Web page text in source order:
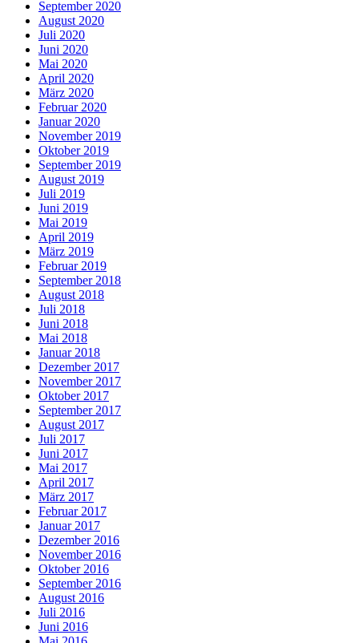
September 2020
August 2020
Juli 2020
Juni 2020
Mai 2020
April 2020
März 2020
Februar 2020
Januar 2020
November 2019
Oktober 2019
September 2019
August 2019
Juli 2019
Juni 2019
Mai 2019
April 2019
März 2019
Februar 2019
September 2018
August 2018
Juli 2018
Juni 2018
Mai 2018
Januar 2018
Dezember 2017
November 2017
Oktober 2017
September 2017
August 2017
Juli 2017
Juni 2017
Mai 2017
April 2017
März 2017
Februar 2017
Januar 2017
Dezember 2016
November 2016
Oktober 2016
September 2016
August 2016
Juli 2016
Juni 2016